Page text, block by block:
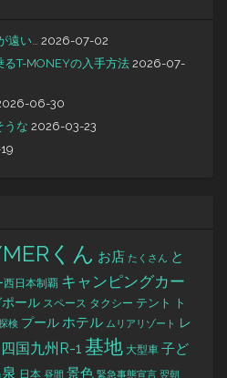
遠い…
2026-07-02
T-MONEYの入手方法 2026-07-
06-30
うな 2026-03-23
くん お店 たくさん と
西日本制覇 キャンピングカー
ール スペース タクシー テント
ト
検 プールホテル ムリアリゾート
レ
四国九州R-1 基地 大型車 子ど
日本 昼間 景色 緊急事態宣言 翌朝